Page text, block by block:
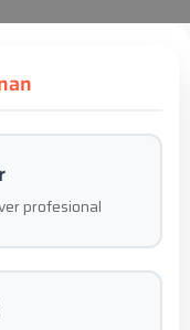
profesional